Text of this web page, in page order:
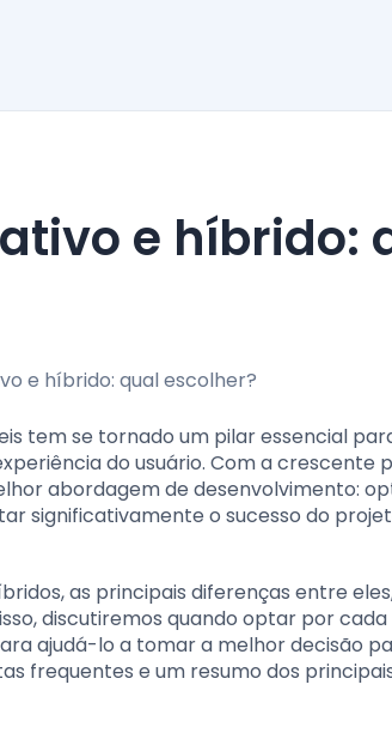
tem se tornado um pilar essencial
do usuário. Com a crescente
abordagem de desenvolvimento:
significativamente o sucesso do
as principais diferenças entre
discutiremos quando optar por
ajudá-lo a tomar a melhor decisão
frequentes e um resumo dos